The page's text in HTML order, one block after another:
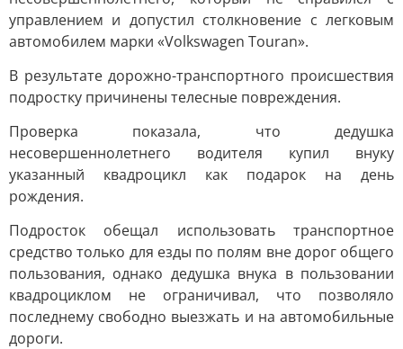
управлением и допустил столкновение с легковым
автомобилем марки «Volkswagen Touran».
В результате дорожно-транспортного происшествия
подростку причинены телесные повреждения.
Проверка показала, что дедушка
несовершеннолетнего водителя купил внуку
указанный квадроцикл как подарок на день
рождения.
Подросток обещал использовать транспортное
средство только для езды по полям вне дорог общего
пользования, однако дедушка внука в пользовании
квадроциклом не ограничивал, что позволяло
последнему свободно выезжать и на автомобильные
дороги.